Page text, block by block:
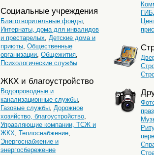
Социальные учреждения
Благотворительные фонды,
Интернаты, дома для инвалидов
и престарелых, Детские дома и
приюты, Общественные
организации, Общежития,
Психологические службы
ЖКХ и благоустройство
Водопроводные и
канализационные службы,
Газовые службы, Дорожное
хозяйство, благоустройство,
Управляющие компании, ТСЖ и
ЖКХ, Теплоснабжение,
Энергоснабжение и
энергосбережение